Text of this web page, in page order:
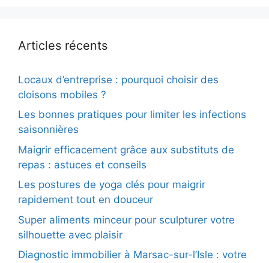
Articles récents
Locaux d’entreprise : pourquoi choisir des
cloisons mobiles ?
Les bonnes pratiques pour limiter les infections
saisonnières
Maigrir efficacement grâce aux substituts de
repas : astuces et conseils
Les postures de yoga clés pour maigrir
rapidement tout en douceur
Super aliments minceur pour sculpturer votre
silhouette avec plaisir
Diagnostic immobilier à Marsac-sur-l’Isle : votre